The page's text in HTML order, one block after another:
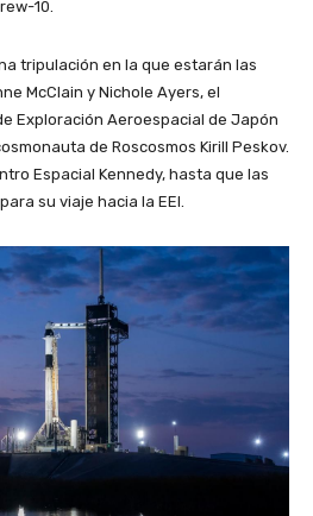
10.
tripulación en la que estarán las
McClain y Nichole Ayers, el
Exploración Aeroespacial de Japón
de Roscosmos Kirill Peskov.
Espacial Kennedy, hasta que las
su viaje hacia la EEI.